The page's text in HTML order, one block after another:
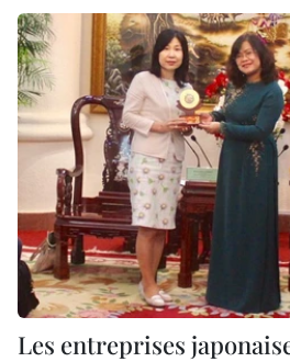
Les entreprises